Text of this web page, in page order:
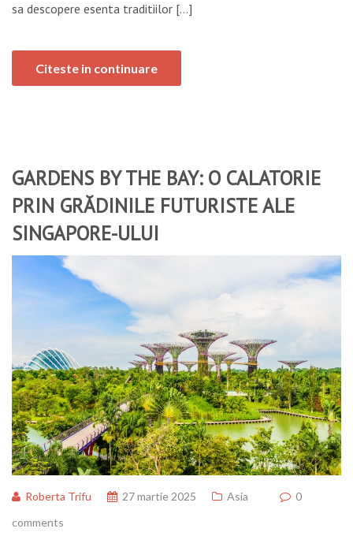
sa descopere esenta traditiilor […]
Citeste in continuare
GARDENS BY THE BAY: O CALATORIE
PRIN GRĂDINILE FUTURISTE ALE
SINGAPORE-ULUI
Roberta Trifu 27 martie 2025 Asia
0
comments